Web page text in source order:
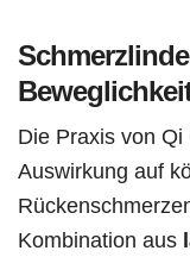
Die Praxis von
Auswirkung auf
Kombination aus